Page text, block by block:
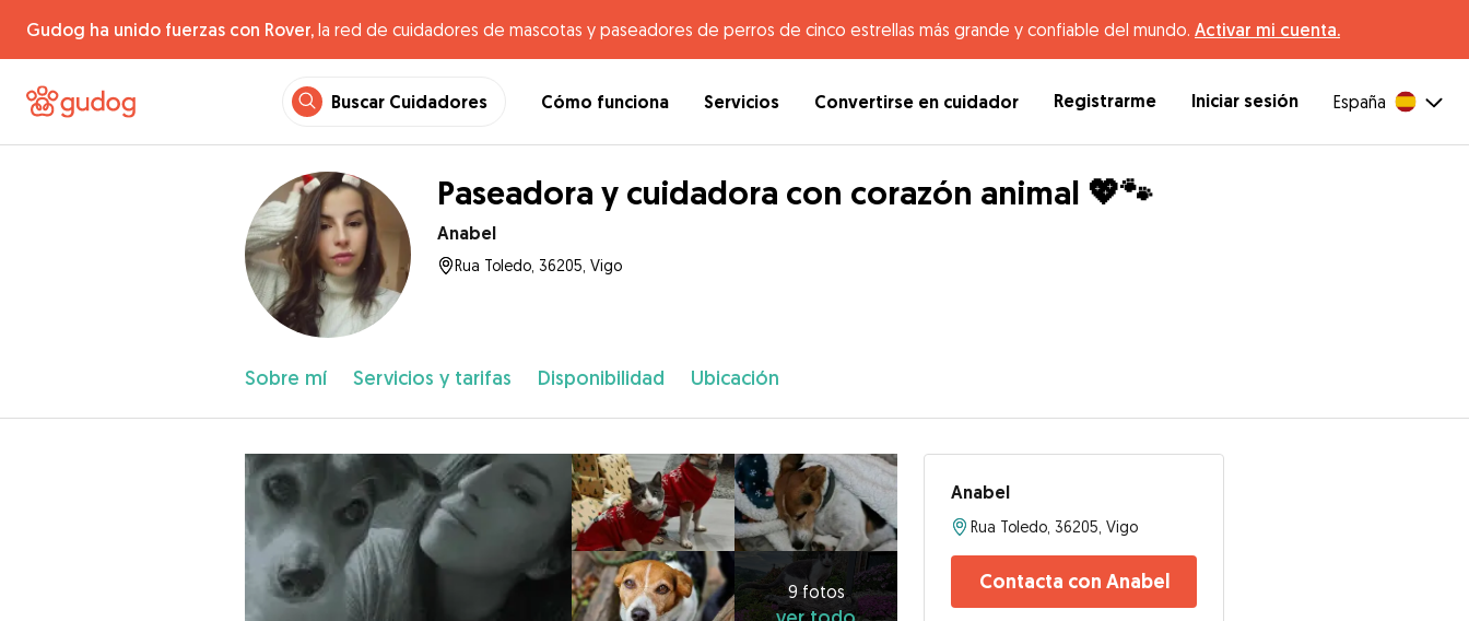
Gudog ha unido fuerzas con Rover, la red de cuidadores de mascotas y paseadores de perros de cinco estrellas más grande y confiable del mundo. Activar mi cuenta.
Buscar Cuidadores Cómo funciona Servicios Convertirse en cuidador Registrarme Iniciar sesión España
Paseadora y cuidadora con corazón animal 💖🐾
Anabel
Rua Toledo, 36205, Vigo
Sobre mí Servicios y tarifas Disponibilidad Ubicación
9 fotos
Anabel
Rua Toledo, 36205, Vigo
Contacta con Anabel